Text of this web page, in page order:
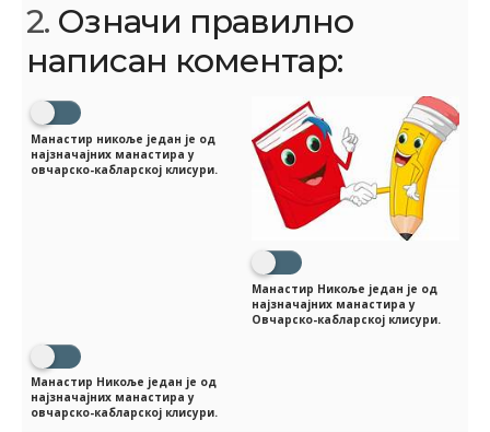
2. Означи правилно
написан коментар:
Манастир никоље један је од
најзначајних манастира у
овчарско-кабларској клисури.
Манастир Никоље један је од
најзначајних манастира у
Овчарско-кабларској клисури.
Манастир Никоље један је од
најзначајних манастира у
овчарско-кабларској клисури.